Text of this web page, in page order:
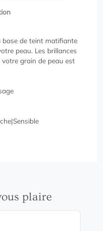
base de teint matifiante
peau. Les brillances
grain de peau est
plaire